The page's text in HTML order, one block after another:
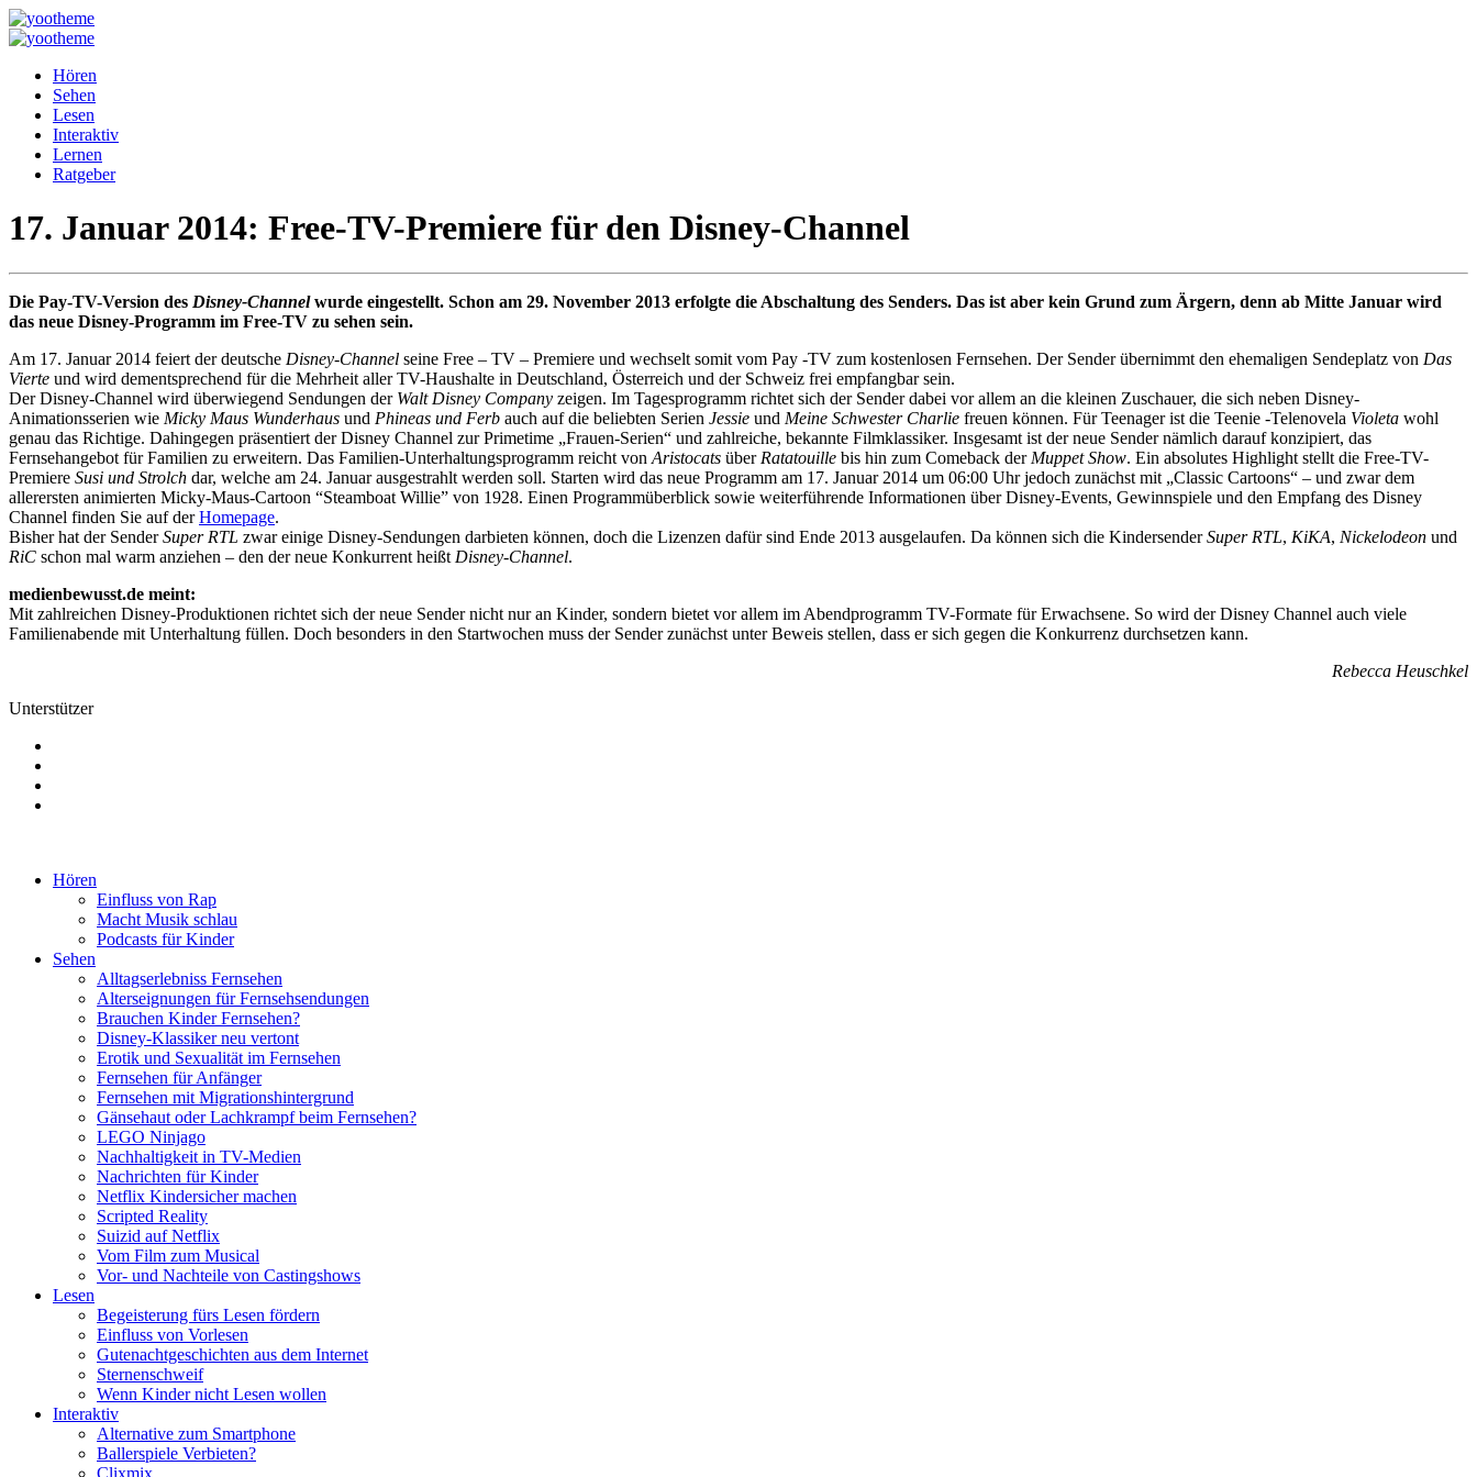
Hören
Sehen
Lesen
Interaktiv
Lernen
Ratgeber
17. Januar 2014: Free-TV-Premiere für den Disney-Channel
Die Pay-TV-Version des Disney-Channelwurde eingestellt. Schon am 29. November 2013 erfolgte die Abschaltung des Senders. Das ist aber kein Grund zum Ärgern, denn ab Mitte Januar wird
das neue Disney-Programm im Free-TV zu sehen sein.
Am 17. Januar 2014 feiert der deutsche Disney-Channel seine Free – TV – Premiere und wechselt somit vom Pay -TV zum kostenlosen Fernsehen. Der Sender übernimmt den ehemaligen Sendeplatz von Das
Vierte und wird dementsprechend für die Mehrheit aller TV-Haushalte in Deutschland, Österreich und der Schweiz frei empfangbar sein.
Der Disney-Channel wird überwiegend Sendungen der Walt Disney Company zeigen. Im Tagesprogramm richtet sich der Sender dabei vor allem an die kleinen Zuschauer, die sich neben Disney-
Animationsserien wie Micky Maus Wunderhaus und Phineas und Ferb auch auf die beliebten Serien Jessie und Meine Schwester Charlie freuen können. Für Teenager ist die Teenie -Telenovela Violeta wohl
genau das Richtige. Dahingegen präsentiert der Disney Channel zur Primetime „Frauen-Serien“ und zahlreiche, bekannte Filmklassiker. Insgesamt ist der neue Sender nämlich darauf konzipiert, das
Fernsehangebot für Familien zu erweitern. Das Familien-Unterhaltungsprogramm reicht von Aristocats über Ratatouille bis hin zum Comeback der Muppet Show. Ein absolutes Highlight stellt die Free-TV-
Premiere Susi und Strolch dar, welche am 24. Januar ausgestrahlt werden soll. Starten wird das neue Programm am 17. Januar 2014 um 06:00 Uhr jedoch zunächst mit „Classic Cartoons“ – und zwar dem
allerersten animierten Micky-Maus-Cartoon “Steamboat Willie” von 1928. Einen Programmüberblick sowie weiterführende Informationen über Disney-Events, Gewinnspiele und den Empfang des Disney
Channel finden Sie auf derHomepage.
Bisher hat der SenderSuper RTL zwar einige Disney-Sendungen darbieten können, doch die Lizenzen dafür sind Ende 2013 ausgelaufen. Da können sich die KindersenderSuper RTL, KiKA, Nickelodeon und
RiC schon mal warm anziehen – den der neue Konkurrent heißt Disney-Channel.
medienbewusst.de meint:
Mit zahlreichen Disney-Produktionen richtet sich der neue Sender nicht nur an Kinder, sondern bietet vor allem im Abendprogramm TV-Formate für Erwachsene. So wird der Disney Channel auch viele
Familienabende mit Unterhaltung füllen. Doch besonders in den Startwochen muss der Sender zunächst unter Beweis stellen, dass er sich gegen die Konkurrenz durchsetzen kann.
Rebecca Heuschkel
Unterstützer
Hören
Einfluss von Rap
Macht Musik schlau
Podcasts für Kinder
Sehen
Alltagserlebniss Fernsehen
Alterseignungen für Fernsehsendungen
Brauchen Kinder Fernsehen?
Disney-Klassiker neu vertont
Erotik und Sexualität im Fernsehen
Fernsehen für Anfänger
Fernsehen mit Migrationshintergrund
Gänsehaut oder Lachkrampf beim Fernsehen?
LEGO Ninjago
Nachhaltigkeit in TV-Medien
Nachrichten für Kinder
Netflix Kindersicher machen
Scripted Reality
Suizid auf Netflix
Vom Film zum Musical
Vor- und Nachteile von Castingshows
Lesen
Begeisterung fürs Lesen fördern
Einfluss von Vorlesen
Gutenachtgeschichten aus dem Internet
Sternenschweif
Wenn Kinder nicht Lesen wollen
Interaktiv
Alternative zum Smartphone
Ballerspiele Verbieten?
Clixmix